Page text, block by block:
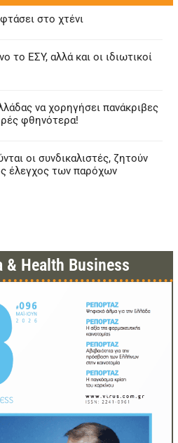
στο χτένι
το ΕΣΥ, αλλά και οι ιδιωτικοί
να χορηγήσει πανάκριβες
φθηνότερα!
οι συνδικαλιστές, ζητούν
έλεγχος των παρόχων
& Health Business